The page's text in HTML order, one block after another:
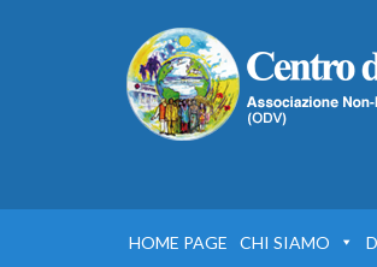
HOME PAGE CHI SIAMO